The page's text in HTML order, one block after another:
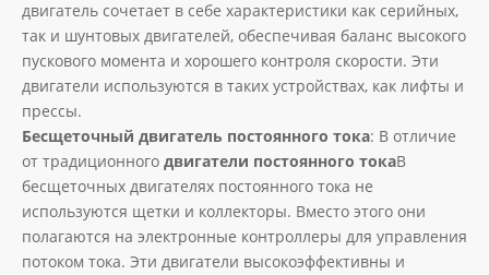
двигатель сочетает в себе характеристики как серийных,
так и шунтовых двигателей, обеспечивая баланс высокого
пускового момента и хорошего контроля скорости. Эти
двигатели используются в таких устройствах, как лифты и
прессы.
Бесщеточный двигатель постоянного тока: В отличие
от традиционного двигатели постоянного токаВ
бесщеточных двигателях постоянного тока не
используются щетки и коллекторы. Вместо этого они
полагаются на электронные контроллеры для управления
потоком тока. Эти двигатели высокоэффективны и